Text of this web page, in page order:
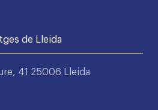
de Lleida
41 25006 Lleida